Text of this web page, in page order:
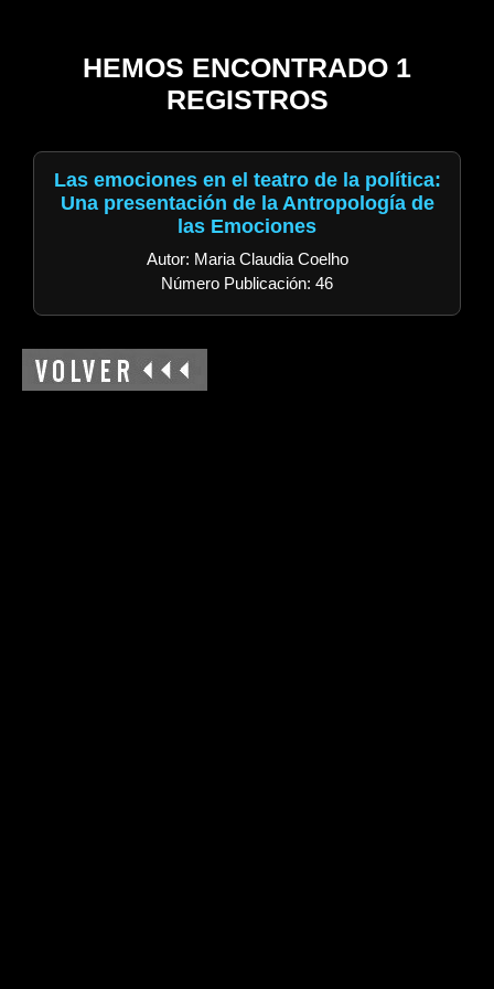
HEMOS ENCONTRADO 1
REGISTROS
Las emociones en el teatro de la política:
Una presentación de la Antropología de
las Emociones
Autor: Maria Claudia Coelho
Número Publicación: 46